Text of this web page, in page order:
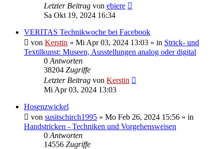
Letzter Beitrag von ebiere
Sa Okt 19, 2024 16:34
VERITAS Technikwoche bei Facebook
von Kerstin » Mi Apr 03, 2024 13:03 » in Strick- und
Textilkunst: Museen, Ausstellungen analog oder digital
0 Antworten
38204 Zugriffe
Letzter Beitrag von Kerstin
Mi Apr 03, 2024 13:03
Hosenzwickel
von susitschirch1995 » Mo Feb 26, 2024 15:56 » in
Handstricken - Techniken und Vorgehensweisen
0 Antworten
14556 Zugriffe